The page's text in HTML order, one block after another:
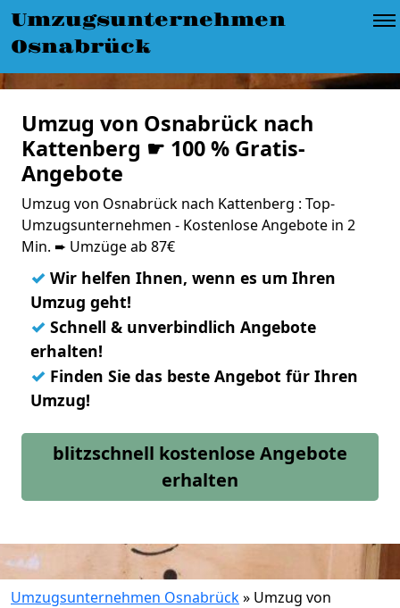
Umzugsunternehmen
Osnabrück
Umzug von Osnabrück nach
Kattenberg ☛ 100 % Gratis-
Angebote
Umzug von Osnabrück nach Kattenberg : Top-
Umzugsunternehmen - Kostenlose Angebote in 2
Min. ➨ Umzüge ab 87€
✓ Wir helfen Ihnen, wenn es um Ihren
Umzug geht!
✓ Schnell & unverbindlich Angebote
erhalten!
✓ Finden Sie das beste Angebot für Ihren
Umzug!
blitzschnell kostenlose Angebote
erhalten
Umzugsunternehmen Osnabrück» Umzug von